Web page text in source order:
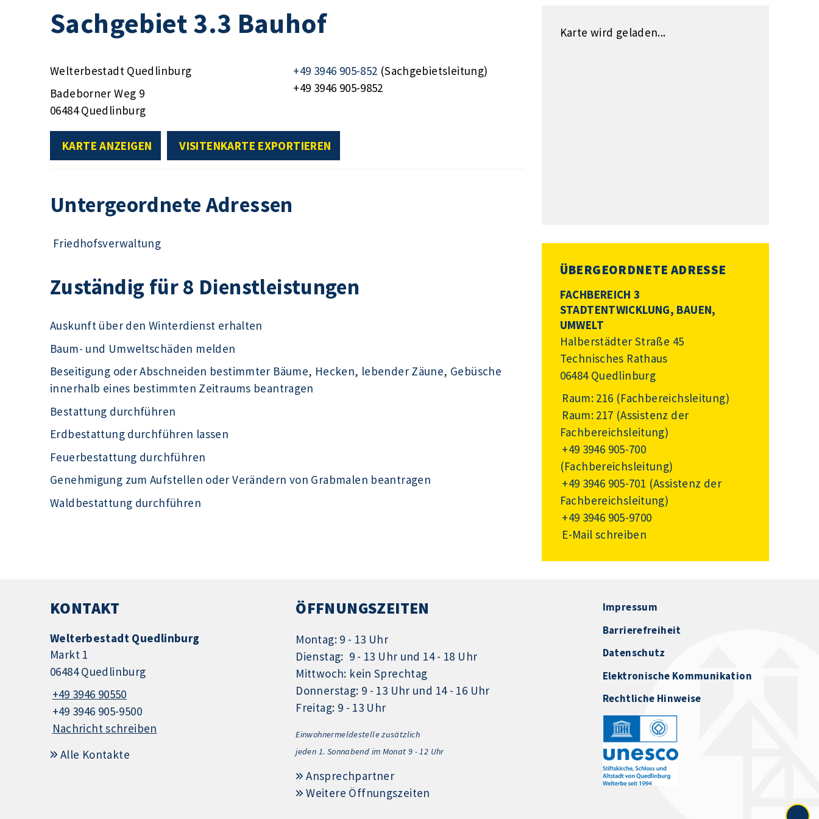
Sachgebiet 3.3 Bauhof
Welterbestadt Quedlinburg
Badeborner Weg 9
06484 Quedlinburg
+49 3946 905-852 (Sachgebietsleitung)
+49 3946 905-9852
KARTE ANZEIGEN VISITENKARTE EXPORTIEREN
Untergeordnete Adressen
Friedhofsverwaltung
Zuständig für 8 Dienstleistungen
Auskunft über den Winterdienst erhalten
Baum- und Umweltschäden melden
Beseitigung oder Abschneiden bestimmter Bäume, Hecken, lebender Zäune, Gebüsche
innerhalb eines bestimmten Zeitraums beantragen
Bestattung durchführen
Erdbestattung durchführen lassen
Feuerbestattung durchführen
Genehmigung zum Aufstellen oder Verändern von Grabmalen beantragen
Waldbestattung durchführen
Karte wird geladen...
ÜBERGEORDNETE ADRESSE
FACHBEREICH 3
STADTENTWICKLUNG, BAUEN,
UMWELT
Halberstädter Straße 45
Technisches Rathaus
06484 Quedlinburg
Raum: 216 (Fachbereichsleitung)
Raum: 217 (Assistenz der
Fachbereichsleitung)
+49 3946 905-700
(Fachbereichsleitung)
+49 3946 905-701 (Assistenz der
Fachbereichsleitung)
+49 3946 905-9700
E-Mail schreiben
KONTAKT
Welterbestadt Quedlinburg
Markt 1
06484 Quedlinburg
+49 3946 90550
+49 3946 905-9500
Nachricht schreiben
Alle Kontakte
ÖFFNUNGSZEITEN
Montag: 9 - 13 Uhr
Dienstag: 9 - 13 Uhr und 14 - 18 Uhr
Mittwoch: kein Sprechtag
Donnerstag: 9 - 13 Uhr und 14 - 16 Uhr
Freitag: 9 - 13 Uhr
Einwohnermeldestelle zusätzlich
jeden 1. Sonnabend im Monat 9 - 12 Uhr
Ansprechpartner
Weitere Öffnungszeiten
Impressum
Barrierefreiheit
Datenschutz
Elektronische Kommunikation
Rechtliche Hinweise